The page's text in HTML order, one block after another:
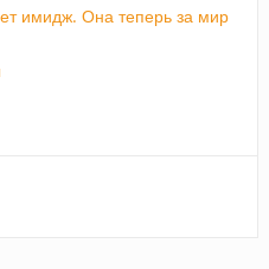
имидж. Она теперь за мир